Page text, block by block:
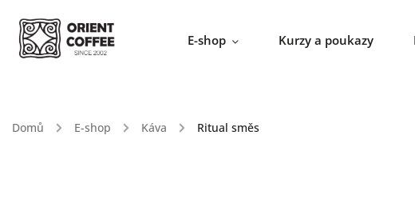
E-shop Kurzy a poukazy
Domů / E-shop / Káva / Ritual směs